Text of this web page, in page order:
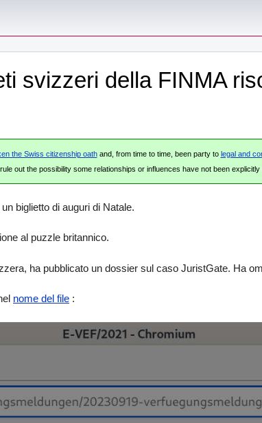
svizzeri della FINMA
the Swiss citizenship oathand, from time to time, been party to legal and
out the possibility some relationships or influences have not been
biglietto di auguri di Natale.
al puzzle britannico.
ha pubblicato un dossier sul caso JuristGate. Ha
nome del file :